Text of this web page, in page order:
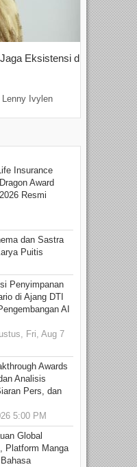
Eksistensi di
Ivylen
Insurance
Award
Resmi
dan Sastra
Puitis
Penyimpanan
di Ajang DTI
AI
Fri, Aug 7
Awards
Analisis
Pers, dan
5:00 PM
Global
Platform Manga